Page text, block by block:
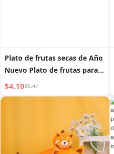
Plato de frutas secas de Año
Nuevo Plato de frutas para
sala de estar familiar Plato
de mesa de café Plato de
frutas secas Llegada de Año
$4.10$5.47